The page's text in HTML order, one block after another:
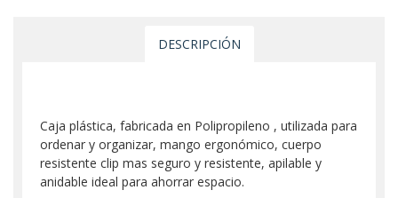
DESCRIPCIÓN
Caja plástica, fabricada en Polipropileno , utilizada para
ordenar y organizar, mango ergonómico, cuerpo
resistente clip mas seguro y resistente, apilable y
anidable ideal para ahorrar espacio.